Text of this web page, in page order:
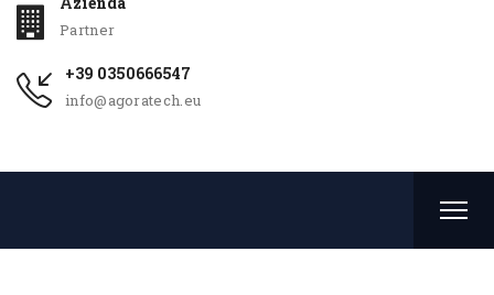
Partner
+39 0350666547
info@agoratech.eu